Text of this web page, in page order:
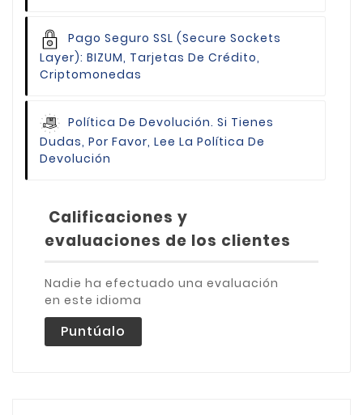
Pago Seguro SSL (Secure Sockets
Layer): BIZUM, Tarjetas De Crédito,
Criptomonedas
Política De Devolución. Si Tienes
Dudas, Por Favor, Lee La Política De
Devolución
Calificaciones y
evaluaciones de los clientes
Nadie ha efectuado una evaluación
en este idioma
Puntúalo